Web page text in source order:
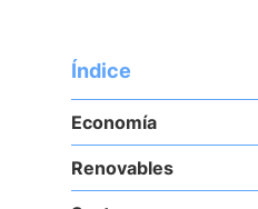
Índice
Economía
Renovables